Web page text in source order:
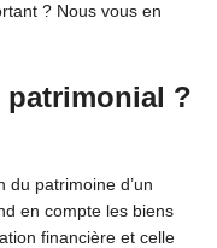
? Nous vous en
patrimonial ?
du patrimoine d’un
en compte les biens
financière et celle